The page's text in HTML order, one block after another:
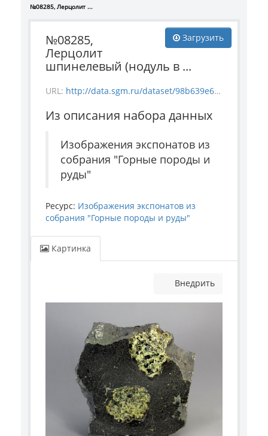
№08285, Лерцолит ...
Загрузить
№08285,
Лерцолит
шпинелевый (нодуль в ...
URL: http://data.sgm.ru/dataset/98b639e6-10e5-4949-9bd6-b239555ad2c9/resource/f77bf2f8-1d06-4f1f-959f-541bdba06fd4/download/ore_8285.jpg
Из описания набора данных
Изображения экспонатов из
собрания "Горные породы и
руды"
Ресурс: Изображения экспонатов из
собрания "Горные породы и руды"
Картинка
Внедрить